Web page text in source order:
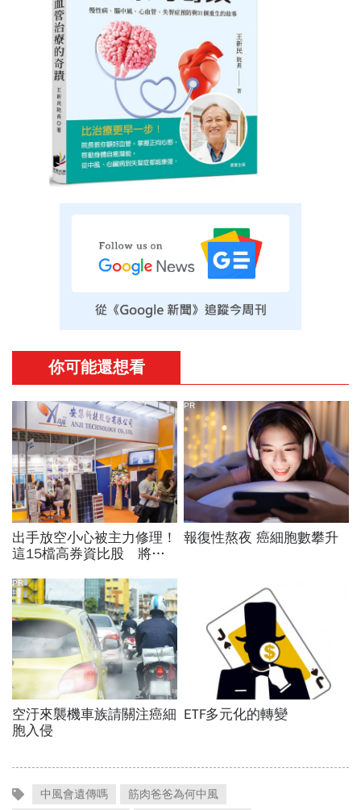
中風會遺傳嗎
筋肉爸爸為何中風